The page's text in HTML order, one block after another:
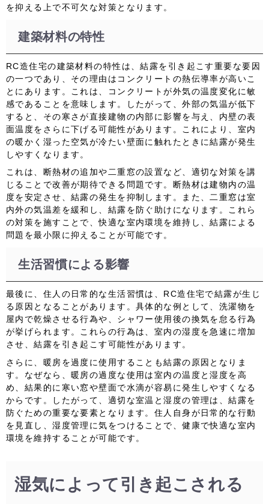
を抑える上で不可欠な対策となります。
建築材料の特性
RC造住宅の建築材料の特性は、結露を引き起こす重要な要因
の一つであり、その理由はコンクリートの熱伝導率が高いこ
とにあります。これは、コンクリートが外気の温度変化に敏
感であることを意味します。したがって、外部の気温が低下
すると、その寒さが直接建物の内部に影響を与え、内壁の表
面温度をさらに下げる可能性があります。これにより、室内
の暖かく湿った空気が冷たい壁面に触れたときに結露が発生
しやすくなります。
これは、断熱材の追加や二重窓の設置など、適切な対策を講
じることで改善が期待できる問題です。断熱材は建物内の温
度を安定させ、結露の発生を抑制します。また、二重窓は室
内外の気温差を緩和し、結露を防ぐ助けになります。これら
の対策を施すことで、快適な室内環境を維持し、結露による
問題を最小限に抑えることが可能です。
生活習慣による影響
最後に、住人の日常的な生活習慣は、RC造住宅で結露が生じ
る原因となることがあります。具体的な例として、洗濯物を
屋内で乾燥させる行為や、シャワー使用後の換気を怠る行為
が挙げられます。これらの行為は、室内の湿度を急速に増加
させ、結露を引き起こす可能性があります。
さらに、暖房を過度に使用することも結露の原因となりま
す。なぜなら、暖房の過度な使用は室内の温度と湿度を高
め、結果的に寒い窓や壁面で水滴が容易に発生しやすくなる
からです。したがって、適切な室温と湿度の管理は、結露を
防ぐための重要な要素となります。住人自身が日常的な行動
を見直し、湿度管理に気をつけることで、健康で快適な室内
環境を維持することが可能です。
湿気によって引き起こされる